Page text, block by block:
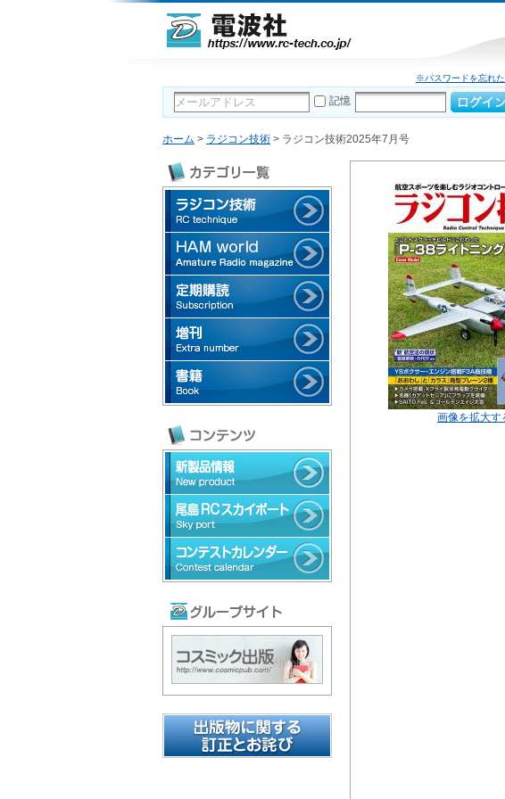
※パスワードを忘れ
記憶
ホーム > ラジコン技術 > ラジコン技術2025年7月号
画像を拡大す